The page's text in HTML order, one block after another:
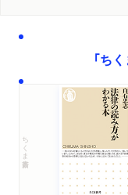
「ち
ちくま新書